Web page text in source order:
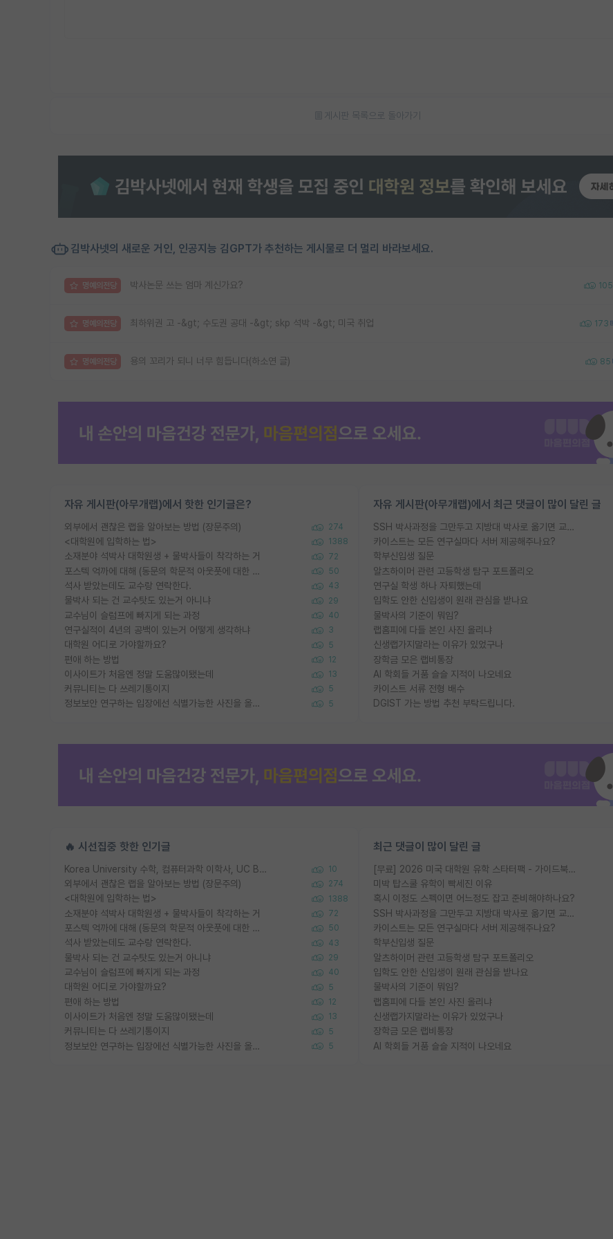
게시판 목록으로 돌아가기
김박사넷의 새로운 거인, 인공지능 김GPT가 추천하는 게시물로 더 멀리 바라보세요.
명예의전당 박사논문 쓰는 엄마 계신가요? 105
명예의전당 최하위권 고 -&gt; 수도권 공대 -&gt; skp 석박 -&gt; 미국 취업 173
명예의전당 용의 꼬리가 되니 너무 힘듭니다(하소연 글) 85
자유 게시판(아무개랩)에서 핫한 인기글은?
외부에서 괜찮은 랩을 알아보는 방법 (장문주의) 274
<대학원에 입학하는 법> 1388
소재분야 석박사 대학원생 + 물박사들이 착각하는 거 72
포스텍 억까에 대해 (동문의 학문적 아웃풋에 대한 반박) 50
석사 받았는데도 교수랑 연락한다. 43
물박사 되는 건 교수탓도 있는거 아니냐 29
교수님이 슬럼프에 빠지게 되는 과정 40
연구실적이 4년의 공백이 있는거 어떻게 생각하냐 3
대학원 어디로 가야할까요? 5
편애 하는 방법 12
이사이트가 처음엔 정말 도움많이됐는데 13
커뮤니티는 다 쓰레기통이지 5
정보보안 연구하는 입장에선 식별가능한 사진을 올리는건 비추이긴함 5
자유 게시판(아무개랩)에서 최근 댓글이 많이 달린 글
SSH 박사과정을 그만두고 지방대 박사로 옮기면 교수의 꿈은 끝일까요?
카이스트는 모든 연구실마다 서버 제공해주나요?
학부신입생 질문
알츠하이머 관련 고등학생 탐구 포트폴리오
연구실 학생 하나 자퇴했는데
입학도 안한 신입생이 원래 관심을 받나요
물박사의 기준이 뭐임?
랩홈피에 다들 본인 사진 올리냐
신생랩가지말라는 이유가 있었구나
장학금 모은 랩비통장
AI 학회들 거품 슬슬 지적이 나오네요
카이스트 서류 전형 배수
DGIST 가는 방법 추천 부탁드립니다.
🔥 시선집중 핫한 인기글
Korea University 수학, 컴퓨터과학 이학사, UC Berkeley 산업공학 대학원 공학박사가 되는 것은 쉽지 않겠죠? 10
외부에서 괜찮은 랩을 알아보는 방법 (장문주의) 274
<대학원에 입학하는 법> 1388
소재분야 석박사 대학원생 + 물박사들이 착각하는 거 72
포스텍 억까에 대해 (동문의 학문적 아웃풋에 대한 반박) 50
석사 받았는데도 교수랑 연락한다. 43
물박사 되는 건 교수탓도 있는거 아니냐 29
교수님이 슬럼프에 빠지게 되는 과정 40
대학원 어디로 가야할까요? 5
편애 하는 방법 12
이사이트가 처음엔 정말 도움많이됐는데 13
커뮤니티는 다 쓰레기통이지 5
정보보안 연구하는 입장에선 식별가능한 사진을 올리는건 비추이긴함 5
최근 댓글이 많이 달린 글
[무료] 2026 미국 대학원 유학 스타터팩 - 가이드북 & 합격자 컨택메일 템플릿
미박 탑스쿨 유학이 빡세진 이유
혹시 이정도 스펙이면 어느정도 잡고 준비해야하나요?
SSH 박사과정을 그만두고 지방대 박사로 옮기면 교수의 꿈은 끝일까요?
카이스트는 모든 연구실마다 서버 제공해주나요?
학부신입생 질문
알츠하이머 관련 고등학생 탐구 포트폴리오
입학도 안한 신입생이 원래 관심을 받나요
물박사의 기준이 뭐임?
랩홈피에 다들 본인 사진 올리냐
신생랩가지말라는 이유가 있었구나
장학금 모은 랩비통장
AI 학회들 거품 슬슬 지적이 나오네요